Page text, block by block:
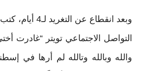
وبعد انقطاع عن
التواصل الاجتماعي تويتر “غادرت
والله وبالله وتالله لم أرها في